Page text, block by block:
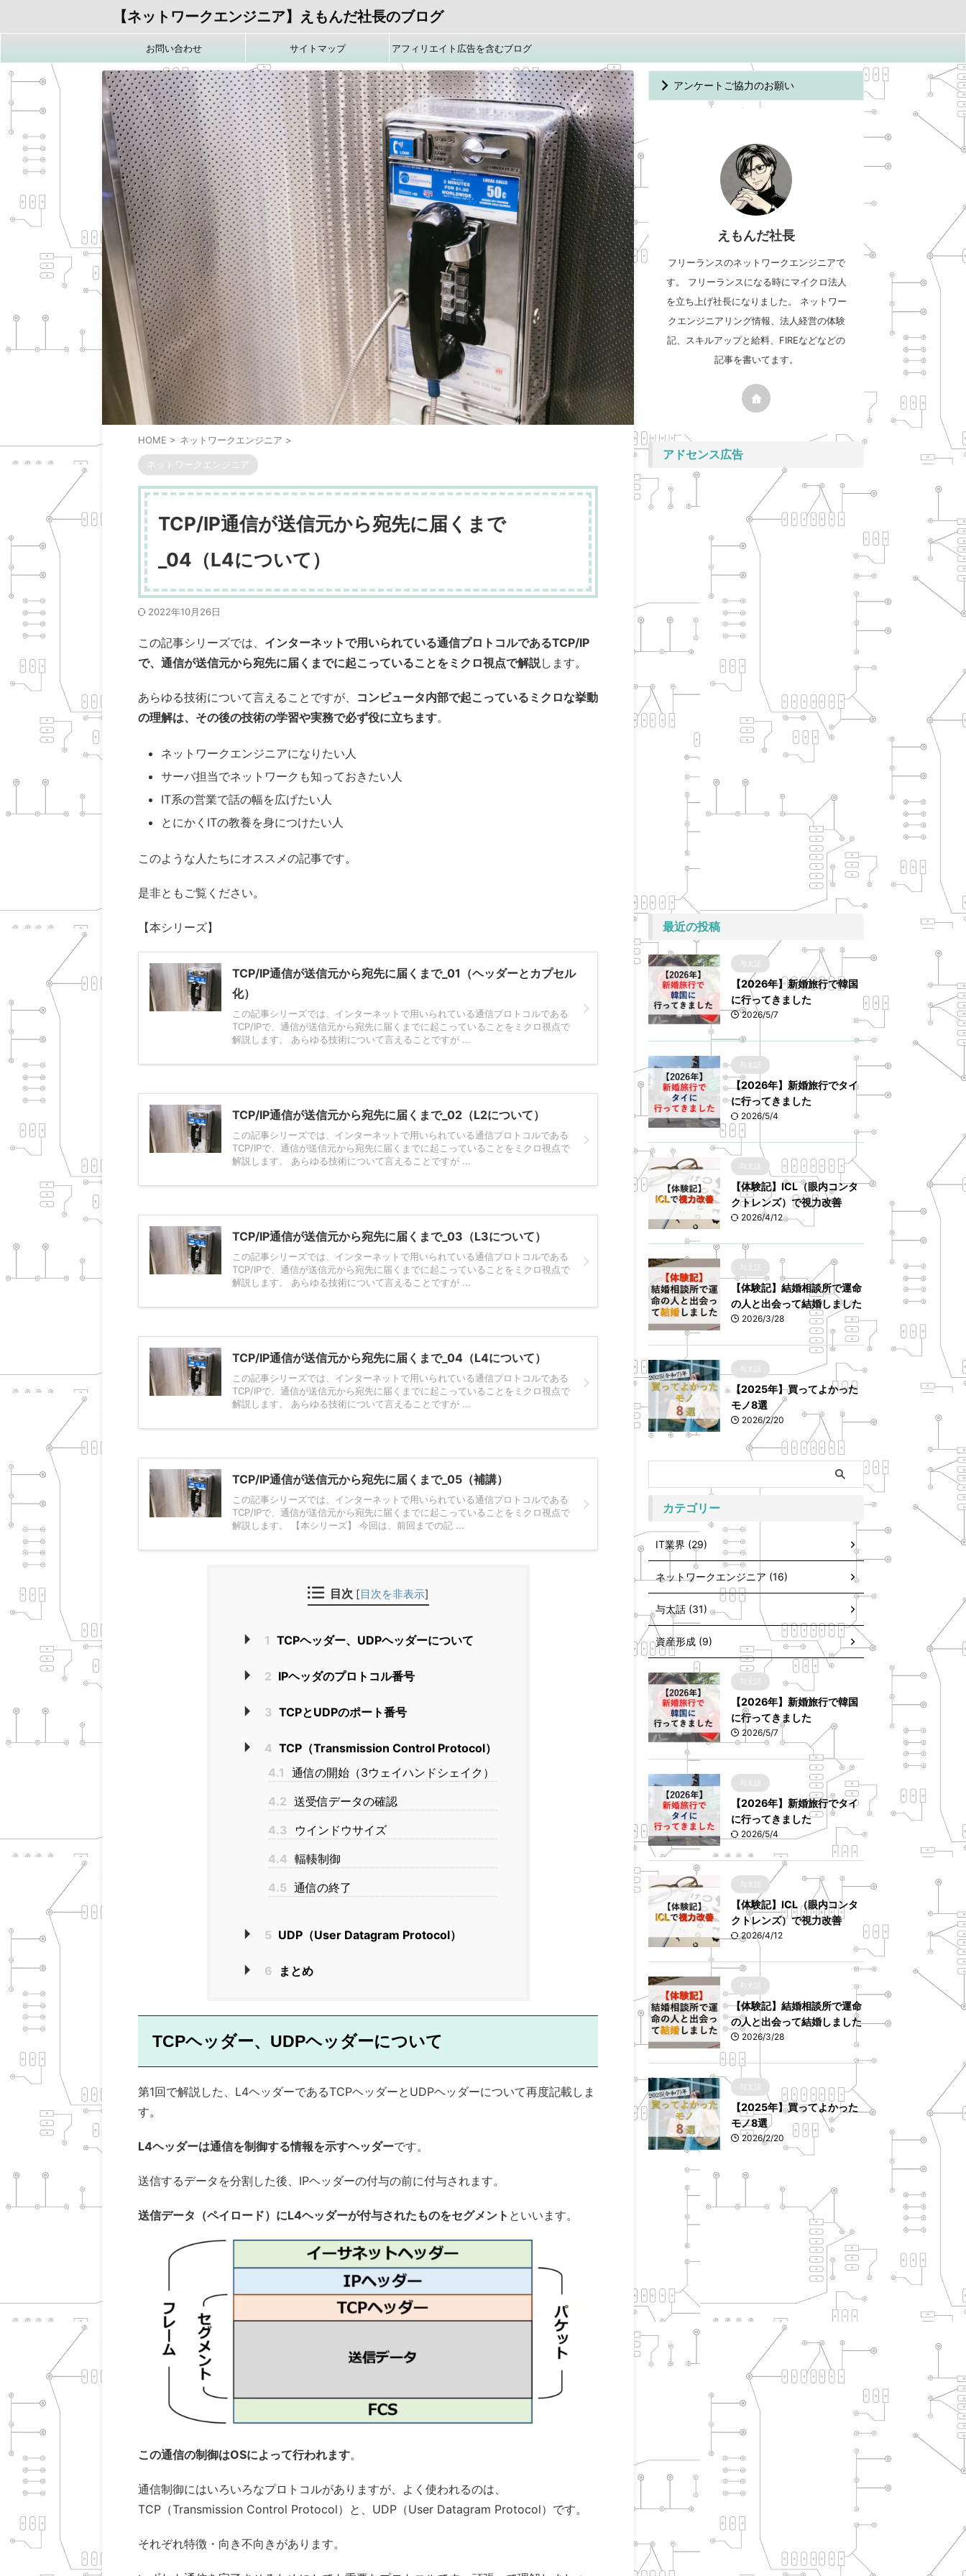
【ネットワークエンジニア】えもんだ社長のブログ
お問い合わせ サイトマップ アフィリエイト広告を含むブログ
です
HOME > ネットワークエンジニア >
ネットワークエンジニア
TCP/IP通信が送信元から宛先に届くまで
_04（L4について）
2022年10月26日
この記事シリーズでは、 インターネットで用いられている通信プロトコルであるTCP/IP
で、通信が送信元から宛先に届くまでに起こっていることをミクロ視点で解説します。
あらゆる技術について言えることですが、 コンピュータ内部で起こっているミクロな挙動
の理解は、その後の技術の学習や実務で必ず役に立ちます。
ネットワークエンジニアになりたい人
サーバ担当でネットワークも知っておきたい人
IT系の営業で話の幅を広げたい人
とにかくITの教養を身につけたい人
このような人たちにオススメの記事です。
是非ともご覧ください。
【本シリーズ】
TCP/IP通信が送信元から宛先に届くまで_01（ヘッダーとカプセル
化）
この記事シリーズでは、インターネットで用いられている通信プロトコルである
TCP/IPで、通信が送信元から宛先に届くまでに起こっていることをミクロ視点で
解説します。 あらゆる技術について言えることですが ...
TCP/IP通信が送信元から宛先に届くまで_02（L2について）
この記事シリーズでは、インターネットで用いられている通信プロトコルである
TCP/IPで、通信が送信元から宛先に届くまでに起こっていることをミクロ視点で
解説します。 あらゆる技術について言えることですが ...
TCP/IP通信が送信元から宛先に届くまで_03（L3について）
この記事シリーズでは、インターネットで用いられている通信プロトコルである
TCP/IPで、通信が送信元から宛先に届くまでに起こっていることをミクロ視点で
解説します。 あらゆる技術について言えることですが ...
TCP/IP通信が送信元から宛先に届くまで_04（L4について）
この記事シリーズでは、インターネットで用いられている通信プロトコルである
TCP/IPで、通信が送信元から宛先に届くまでに起こっていることをミクロ視点で
解説します。 あらゆる技術について言えることですが ...
TCP/IP通信が送信元から宛先に届くまで_05（補講）
この記事シリーズでは、インターネットで用いられている通信プロトコルである
TCP/IPで、通信が送信元から宛先に届くまでに起こっていることをミクロ視点で
解説します。 【本シリーズ】 今回は、前回までの記 ...
目次 [目次を非表示]
1 TCPヘッダー、UDPヘッダーについて
2 IPヘッダのプロトコル番号
3 TCPとUDPのポート番号
4 TCP（Transmission Control Protocol）
4.1 通信の開始（3ウェイハンドシェイク）
4.2 送受信データの確認
4.3
ウインドウサイズ
4.4 輻輳制御
4.5 通信の終了
5 UDP（User Datagram Protocol）
6 まとめ
TCPヘッダー、UDPヘッダーについて
第1回で解説した、L4ヘッダーであるTCPヘッダーとUDPヘッダーについて再度記載しま
す。
L4ヘッダーは通信を制御する情報を示すヘッダーです。
送信するデータを分割した後、IPヘッダーの付与の前に付与されます。
送信データ（ペイロード）にL4ヘッダーが付与されたものをセグメント といいます。
この通信の制御はOSによって行われます。
通信制御にはいろいろなプロトコルがありますが、よく使われるのは、
TCP（Transmission Control Protocol）と、UDP（User Datagram Protocol）です。
それぞれ特徴・向き不向きがあります。
アンケートご協力のお願い
えもんだ社長
フリーランスのネットワークエンジニアで
す。 フリーランスになる時にマイクロ法人
を立ち上げ社長になりました。 ネットワー
クエンジニアリング情報、法人経営の体験
記、スキルアップと給料、FIREなどなどの
記事を書いてます。
アドセンス広告
最近の投稿
【2026年】新婚旅行で韓国
に行ってきました
2026/5/7
【2026年】新婚旅行でタイ
に行ってきました
2026/5/4
【体験記】ICL（眼内コンタ
クトレンズ）で視力改善
2026/4/12
【体験記】結婚相談所で運命
の人と出会って結婚しました
2026/3/28
【2025年】買ってよかった
モノ8選
2026/2/20
カテゴリー
IT業界 (29)
ネットワークエンジニア (16)
与太話 (31)
資産形成 (9)
【2026年】新婚旅行で韓国
に行ってきました
2026/5/7
【2026年】新婚旅行でタイ
に行ってきました
2026/5/4
【体験記】ICL（眼内コンタ
クトレンズ）で視力改善
2026/4/12
【体験記】結婚相談所で運命
の人と出会って結婚しました
2026/3/28
【2025年】買ってよかった
モノ8選
2026/2/20